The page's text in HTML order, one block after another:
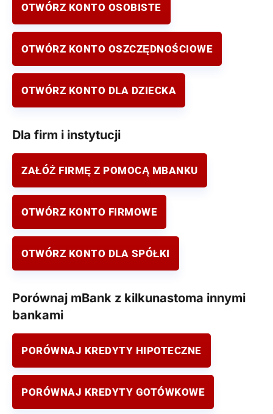
OTWÓRZ KONTO OSOBISTE
OTWÓRZ KONTO OSZCZĘDNOŚCIOWE
OTWÓRZ KONTO DLA DZIECKA
Dla firm i instytucji
ZAŁÓŻ FIRMĘ Z POMOCĄ MBANKU
OTWÓRZ KONTO FIRMOWE
OTWÓRZ KONTO DLA SPÓŁKI
Porównaj mBank z kilkunastoma innymi
bankami
PORÓWNAJ KREDYTY HIPOTECZNE
PORÓWNAJ KREDYTY GOTÓWKOWE